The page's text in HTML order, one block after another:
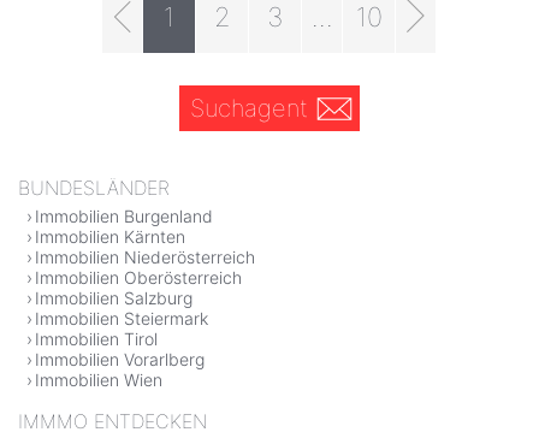
1 2 3 ... 10
Suchagent
BUNDESLÄNDER
Immobilien Burgenland
Immobilien Kärnten
Immobilien Niederösterreich
Immobilien Oberösterreich
Immobilien Salzburg
Immobilien Steiermark
Immobilien Tirol
Immobilien Vorarlberg
Immobilien Wien
IMMMO ENTDECKEN